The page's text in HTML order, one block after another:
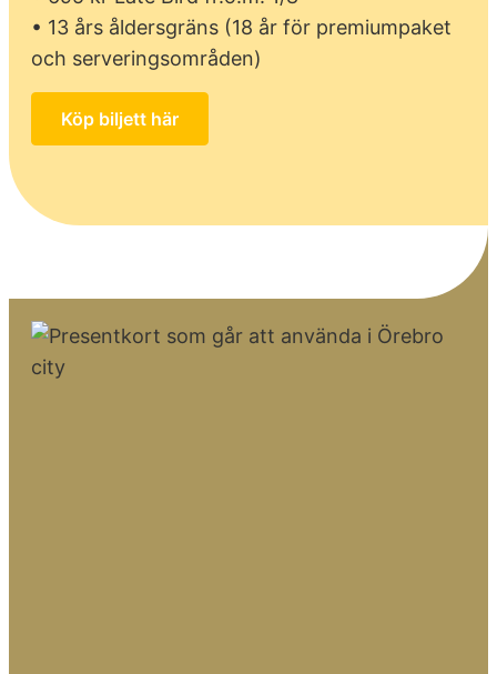
• 13 års åldersgräns (18 år för premiumpaket
och serveringsområden)
Köp biljett här